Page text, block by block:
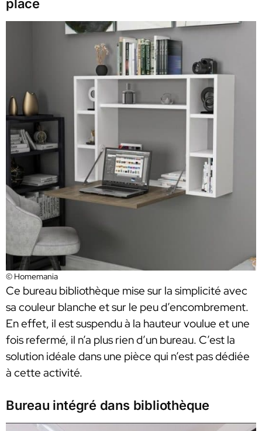
place
© Homemania
Ce bureau bibliothèque mise sur la simplicité avec
sa couleur blanche et sur le peu d’encombrement.
En effet, il est suspendu à la hauteur voulue et une
fois refermé, il n’a plus rien d’un bureau. C’est la
solution idéale dans une pièce qui n’est pas dédiée
à cette activité.
Bureau intégré dans bibliothèque